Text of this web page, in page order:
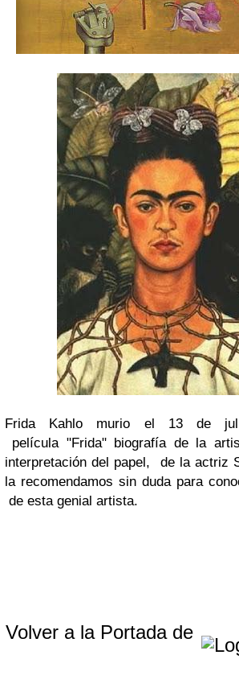
Frida Kahlo murio el 13 de
película "Frida" biografía de la
interpretación del papel, de la
la recomendamos sin duda para
de esta genial artista.
Volver a la Portada de